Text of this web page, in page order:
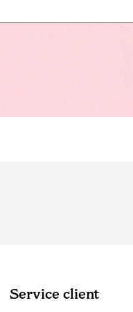
Service client